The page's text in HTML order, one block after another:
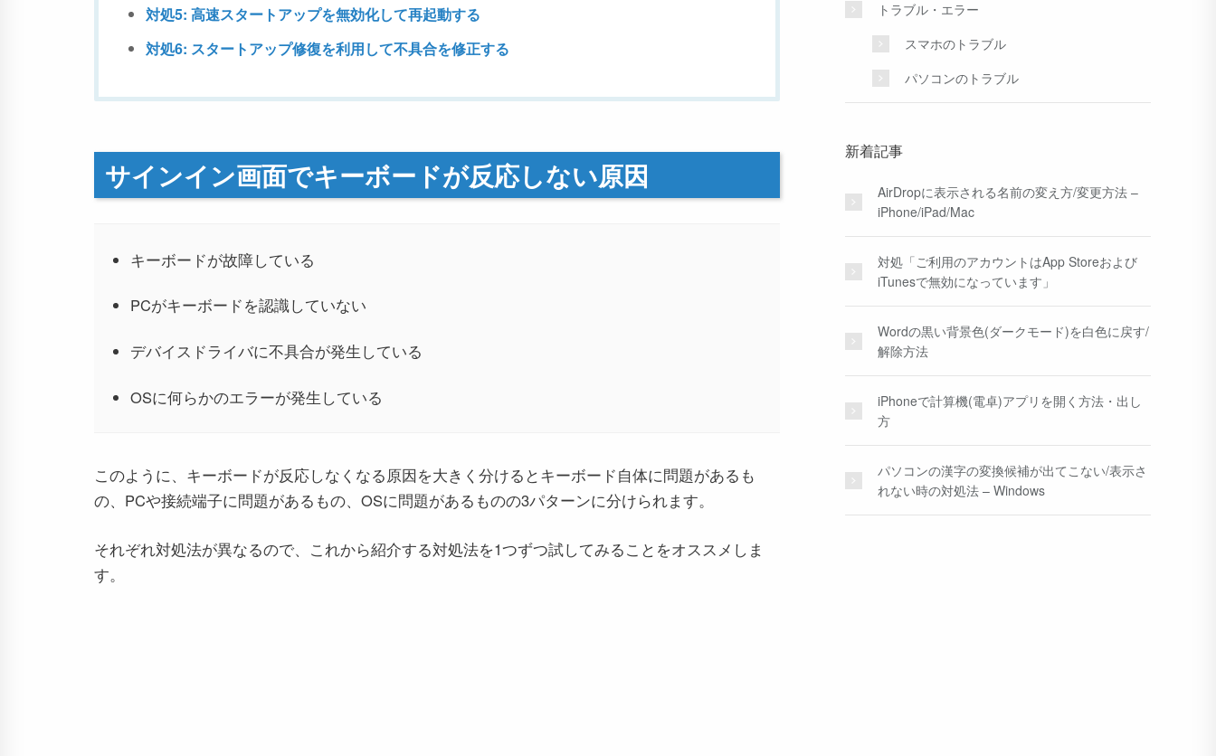
対処5: 高速スタートアップを無効化して再起動する
対処6: スタートアップ修復を利用して不具合を修正する
サインイン画面でキーボードが反応しない原因
キーボードが故障している
PCがキーボードを認識していない
デバイスドライバに不具合が発生している
OSに何らかのエラーが発生している
このように、キーボードが反応しなくなる原因を大きく分けるとキーボード自体に問題があるも
の、PCや接続端子に問題があるもの、OSに問題があるものの3パターンに分けられます。
それぞれ対処法が異なるので、これから紹介する対処法を1つずつ試してみることをオススメしま
す。
トラブル・エラー
スマホのトラブル
パソコンのトラブル
新着記事
AirDropに表示される名前の変え方/変更方法 –
iPhone/iPad/Mac
対処「ご利用のアカウントはApp Storeおよび
iTunesで無効になっています」
Wordの黒い背景色(ダークモード)を白色に戻す/
解除方法
iPhoneで計算機(電卓)アプリを開く方法・出し
方
パソコンの漢字の変換候補が出てこない/表示さ
れない時の対処法 – Windows